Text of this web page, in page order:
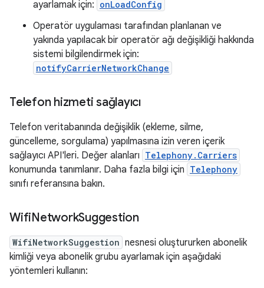
ayarlamak için: onLoadConfig
Operatör uygulaması tarafından planlanan ve
yakında yapılacak bir operatör ağı değişikliği hakkında
sistemi bilgilendirmek için:
notifyCarrierNetworkChange
Telefon hizmeti sağlayıcı
Telefon veritabanında değişiklik (ekleme, silme,
güncelleme, sorgulama) yapılmasına izin veren içerik
sağlayıcı API'leri. Değer alanları Telephony.Carriers
konumunda tanımlanır. Daha fazla bilgi için Telephony
sınıfı referansına bakın.
WifiNetworkSuggestion
WifiNetworkSuggestion nesnesi oluştururken abonelik
kimliği veya abonelik grubu ayarlamak için aşağıdaki
yöntemleri kullanın: